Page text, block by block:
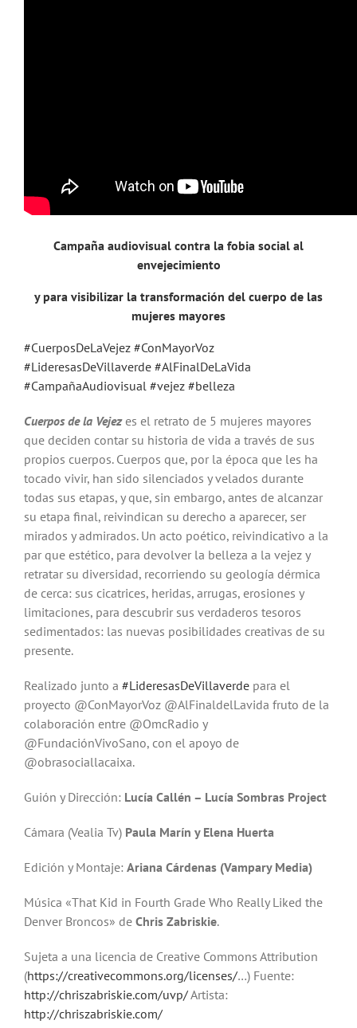
Campaña audiovisual contra la fobia social al
envejecimiento
y para visibilizar la transformación del cuerpo de las
mujeres mayores
#CuerposDeLaVejez #ConMayorVoz
#LideresasDeVillaverde #AlFinalDeLaVida
#CampañaAudiovisual #vejez #belleza
Cuerpos de la Vejezes el retrato de 5 mujeres mayores
que deciden contar su historia de vida a través de sus
propios cuerpos. Cuerpos que, por la época que les ha
tocado vivir, han sido silenciados y velados durante
todas sus etapas, y que, sin embargo, antes de alcanzar
su etapa final, reivindican su derecho a aparecer, ser
mirados y admirados. Un acto poético, reivindicativo a la
par que estético, para devolver la belleza a la vejez y
retratar su diversidad, recorriendo su geología dérmica
de cerca: sus cicatrices, heridas, arrugas, erosiones y
limitaciones, para descubrir sus verdaderos tesoros
sedimentados: las nuevas posibilidades creativas de su
presente.
Realizado junto a #LideresasDeVillaverde para el
proyecto @ConMayorVoz @AlFinaldelLavida fruto de la
colaboración entre @OmcRadio y
@FundaciónVivoSano, con el apoyo de
@obrasociallacaixa.
Guión y Dirección: Lucía Callén – Lucía Sombras Project
Cámara (Vealia Tv) Paula Marín y Elena Huerta
Edición y Montaje: Ariana Cárdenas (Vampary Media)
Música «That Kid in Fourth Grade Who Really Liked the
Denver Broncos» de Chris Zabriskie.
Sujeta a una licencia de Creative Commons Attribution
(https://creativecommons.org/licenses/…) Fuente:
http://chriszabriskie.com/uvp/Artista:
http://chriszabriskie.com/